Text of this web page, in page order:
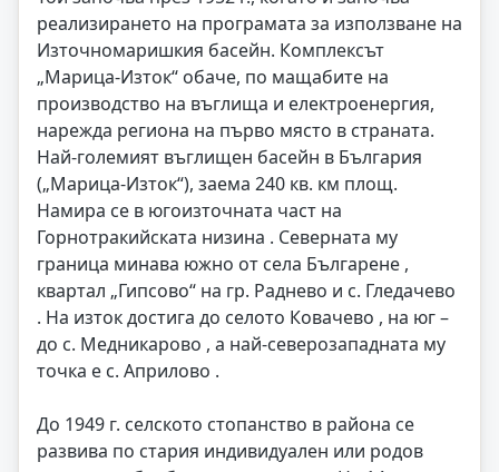
реализирането на програмата за използване на
Източномаришкия басейн. Комплексът
„Марица-Изток“ обаче, по мащабите на
производство на въглища и електроенергия,
нарежда региона на първо място в страната.
Най-големият въглищен басейн в България
(„Марица-Изток“), заема 240 кв. км площ.
Намира се в югоизточната част на
Горнотракийската низина . Северната му
граница минава южно от села Българене ,
квартал „Гипсово“ на гр. Раднево и с. Гледачево
. На изток достига до селото Ковачево , на юг –
до с. Медникарово , а най-северозападната му
точка е с. Априлово .
До 1949 г. селското стопанство в района се
развива по стария индивидуален или родов